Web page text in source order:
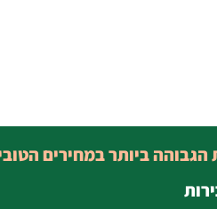
הגבוהה ביותר במחירים